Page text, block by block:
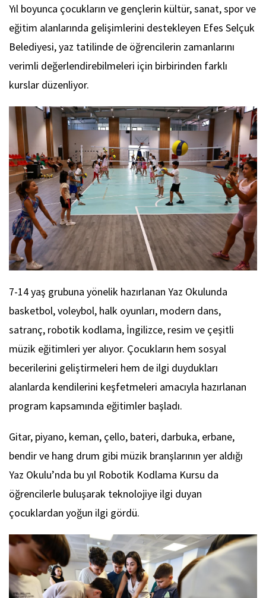
Yıl boyunca çocukların ve gençlerin kültür, sanat, spor ve
eğitim alanlarında gelişimlerini destekleyen Efes Selçuk
Belediyesi, yaz tatilinde de öğrencilerin zamanlarını
verimli değerlendirebilmeleri için birbirinden farklı
kurslar düzenliyor.
7-14 yaş grubuna yönelik hazırlanan Yaz Okulunda
basketbol, voleybol, halk oyunları, modern dans,
satranç, robotik kodlama, İngilizce, resim ve çeşitli
müzik eğitimleri yer alıyor. Çocukların hem sosyal
becerilerini geliştirmeleri hem de ilgi duydukları
alanlarda kendilerini keşfetmeleri amacıyla hazırlanan
program kapsamında eğitimler başladı.
Gitar, piyano, keman, çello, bateri, darbuka, erbane,
bendir ve hang drum gibi müzik branşlarının yer aldığı
Yaz Okulu’nda bu yıl Robotik Kodlama Kursu da
öğrencilerle buluşarak teknolojiye ilgi duyan
çocuklardan yoğun ilgi gördü.